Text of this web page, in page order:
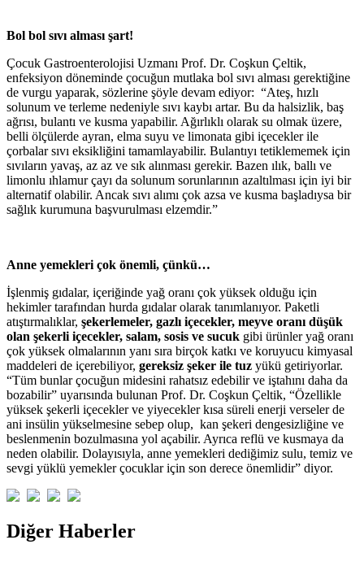
Bol bol sıvı alması şart!
Çocuk Gastroenterolojisi Uzmanı Prof. Dr. Coşkun Çeltik,
enfeksiyon döneminde çocuğun mutlaka bol sıvı alması gerektiğine
de vurgu yaparak, sözlerine şöyle devam ediyor: “Ateş, hızlı
solunum ve terleme nedeniyle sıvı kaybı artar. Bu da halsizlik, baş
ağrısı, bulantı ve kusma yapabilir. Ağırlıklı olarak su olmak üzere,
belli ölçülerde ayran, elma suyu ve limonata gibi içecekler ile
çorbalar sıvı eksikliğini tamamlayabilir. Bulantıyı tetiklememek için
sıvıların yavaş, az az ve sık alınması gerekir. Bazen ılık, ballı ve
limonlu ıhlamur çayı da solunum sorunlarının azaltılması için iyi bir
alternatif olabilir. Ancak sıvı alımı çok azsa ve kusma başladıysa bir
sağlık kurumuna başvurulması elzemdir.”
Anne yemekleri çok önemli, çünkü…
İşlenmiş gıdalar, içeriğinde yağ oranı çok yüksek olduğu için
hekimler tarafından hurda gıdalar olarak tanımlanıyor. Paketli
atıştırmalıklar, şekerlemeler, gazlı içecekler, meyve oranı düşük
olan şekerli içecekler, salam, sosis ve sucuk gibi ürünler yağ oranı
çok yüksek olmalarının yanı sıra birçok katkı ve koruyucu kimyasal
maddeleri de içerebiliyor, gereksiz şeker ile tuz yükü getiriyorlar.
“Tüm bunlar çocuğun midesini rahatsız edebilir ve iştahını daha da
bozabilir” uyarısında bulunan Prof. Dr. Coşkun Çeltik, “Özellikle
yüksek şekerli içecekler ve yiyecekler kısa süreli enerji verseler de
ani insülin yükselmesine sebep olup, kan şekeri dengesizliğine ve
beslenmenin bozulmasına yol açabilir. Ayrıca reflü ve kusmaya da
neden olabilir. Dolayısıyla, anne yemekleri dediğimiz sulu, temiz ve
sevgi yüklü yemekler çocuklar için son derece önemlidir” diyor.
Diğer Haberler